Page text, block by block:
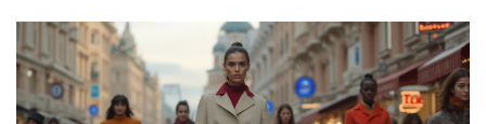
иметь хорошая осенняя обувь.